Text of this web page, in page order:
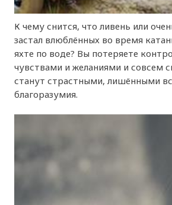
К чему снится, что ливень или
застал влюблённых во время
яхте по воде? Вы потеряете
чувствами и желаниями и совсем
станут страстными, лишёнными
благоразумия.